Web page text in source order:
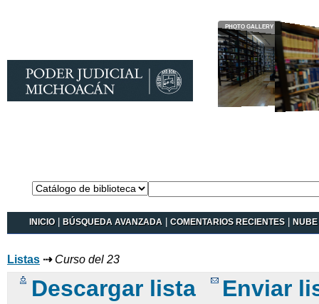
Catálogo en
línea Koha
INICIO|BÚSQUEDA AVANZADA |COMENTARIOS RECIENTES |NUBE
Listas ⇢ Curso del 23
Descargar lista Enviar